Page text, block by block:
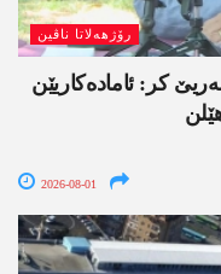
رۆژھەلاتا ناڤین
کر: ئامادەکاریێن
2026-08-01